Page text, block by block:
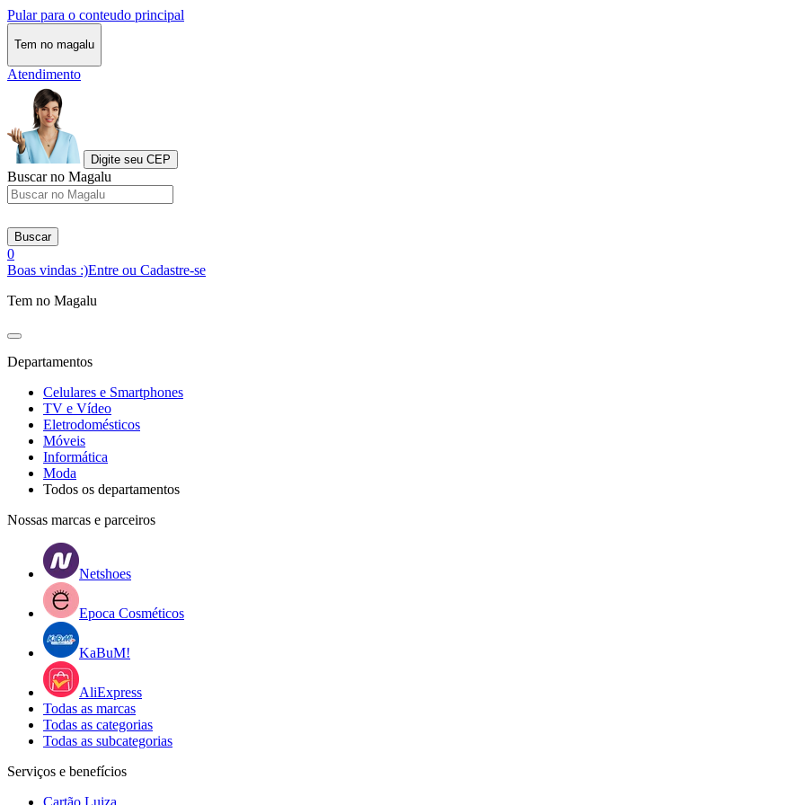
Pular para o conteudo principal
Tem no magalu
Atendimento
Digite seu CEP
Buscar no Magalu
Buscar
0
Boas vindas :)Entre ou Cadastre-se
Tem no Magalu
Departamentos
Celulares e Smartphones
TV e Vídeo
Eletrodomésticos
Móveis
Informática
Moda
Todos os departamentos
Nossas marcas e parceiros
Netshoes
Epoca Cosméticos
KaBuM!
AliExpress
Todas as marcas
Todas as categorias
Todas as subcategorias
Serviços e benefícios
Cartão Luiza